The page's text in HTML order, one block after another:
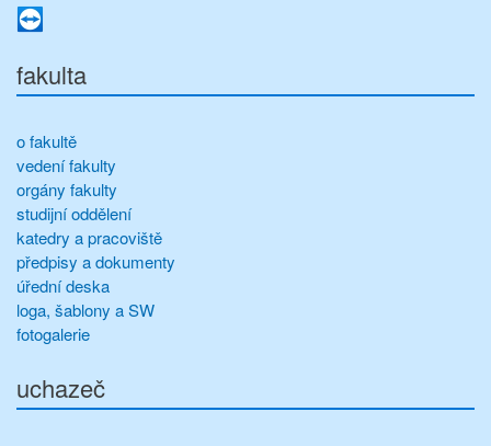
fakulta
o fakultě
vedení fakulty
orgány fakulty
studijní oddělení
katedry a pracoviště
předpisy a dokumenty
úřední deska
loga, šablony a SW
fotogalerie
uchazeč